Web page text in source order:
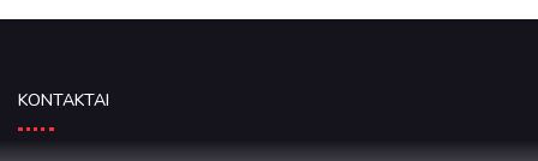
KONTAKTAI